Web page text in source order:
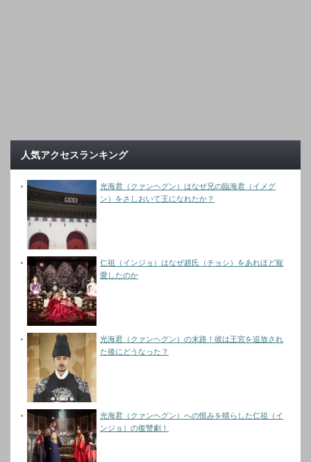
人気アクセスランキング
光海君（クァンヘグン）はなぜ兄の臨海君（イメグ
ン）をさしおいて王になれたか？
仁祖（インジョ）はなぜ趙氏（チョシ）をあれほど寵
愛したのか
光海君（クァンヘグン）の末路！彼は王宮を追放され
た後にどうなった？
光海君（クァンヘグン）への恨みを晴らした仁祖（イ
ンジョ）の復讐劇！